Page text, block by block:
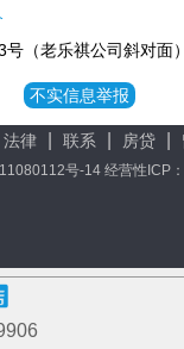
（老乐祺公司斜对面）
不实信息举报
法律 联系 房贷
号-14 经营性ICP